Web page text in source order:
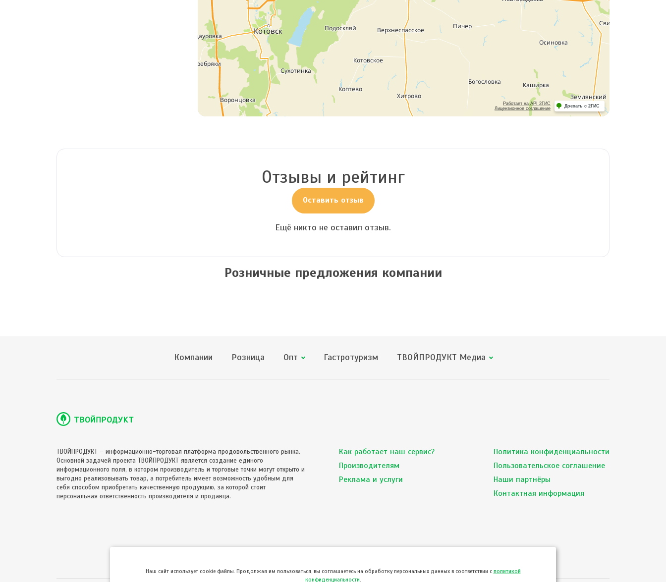
Работает на API 2ГИС
Лицензионное соглашение
Доехать с 2ГИС
Отзывы и рейтинг
Оставить отзыв
Ещё никто не оставил отзыв.
Розничные предложения компании
Компании Розница Опт Гастротуризм ТВОЙПРОДУКТ Медиа
ТВОЙПРОДУКТ – информационно-торговая платформа продовольственного рынка.
Основной задачей проекта ТВОЙПРОДУКТ является создание единого
информационного поля, в котором производитель и торговые точки могут открыто и
выгодно реализовывать товар, а потребитель имеет возможность удобным для
себя способом приобретать качественную продукцию, за которой стоит
персональная ответственность производителя и продавца.
Как работает наш сервис?
Производителям
Реклама и услуги
Политика конфиденциальности
Пользовательское соглашение
Наши партнёры
Контактная информация
Hаш сайт использует cookie файлы. Продолжая им пользоваться, вы соглашаетесь на обработку персональных данных в соответствии с политикой
конфиденциальности